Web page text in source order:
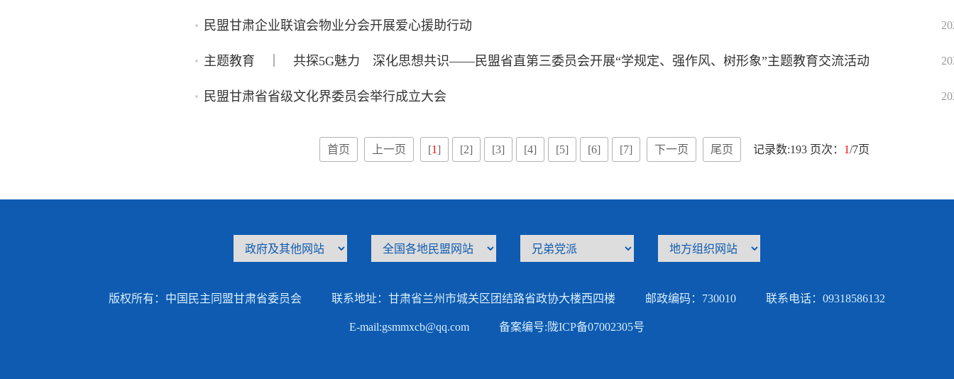
民盟甘肃企业联谊会物业分会开展爱心援助行动
主题教育 ｜ 共探5G魅力 深化思想共识——民盟省直第三委员会开展“学规定、强作风、树形象”主题教育交流活动
民盟甘肃省省级文化界委员会举行成立大会
首页 上一页 [1] [2] [3] [4] [5] [6] [7] 下一页 尾页 记录数:193 页次： 1/7页
版权所有：中国民主同盟甘肃省委员会 联系地址：甘肃省兰州市城关区团结路省政协大楼西四楼 邮政编码：730010 联系电话：09318586132
E-mail:gsmmxcb@qq.com 备案编号: 陇ICP备07002305号